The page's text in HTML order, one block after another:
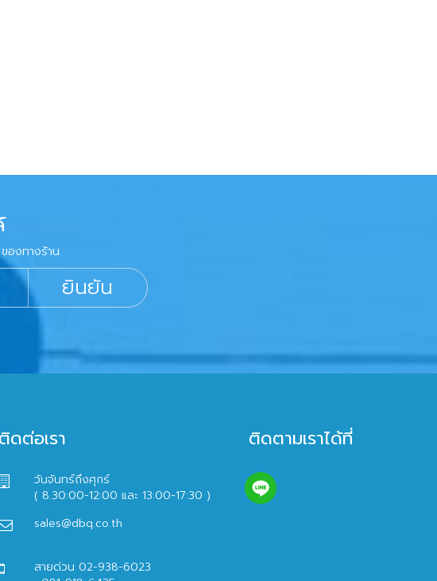
องทางร้าน
ยินยัน
ติดต่อเรา
วันจันทร์ถึงศุกร์
( 8.30:00-12:00 และ 13:00-17:30 )
sales@dbq.co.th
สายด่วน 02-938-6023
ติดตามเราได้ที่